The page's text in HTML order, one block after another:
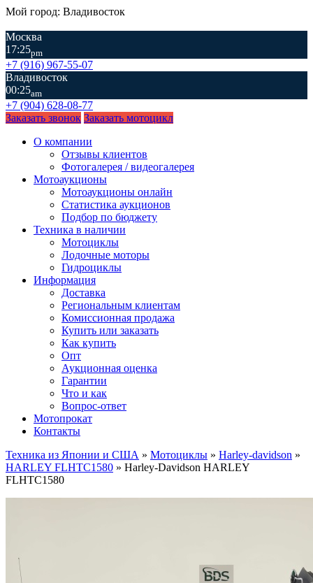
Мой город: Владивосток
Москва
17:25pm
+7 (916) 967-55-07
Владивосток
00:25am
+7 (904) 628-08-77
Заказать звонок Заказать мотоцикл
О компании
Отзывы клиентов
Фотогалерея / видеогалерея
Мотоаукционы
Мотоаукционы онлайн
Статистика аукционов
Подбор по бюджету
Техника в наличии
Мотоциклы
Лодочные моторы
Гидроциклы
Информация
Доставка
Региональным клиентам
Комиссионная продажа
Купить или заказать
Как купить
Опт
Аукционная оценка
Гарантии
Что и как
Вопрос-ответ
Мотопрокат
Контакты
Техника из Японии и США » Мотоциклы » Harley-davidson »
HARLEY FLHTC1580 » Harley-Davidson HARLEY
FLHTC1580